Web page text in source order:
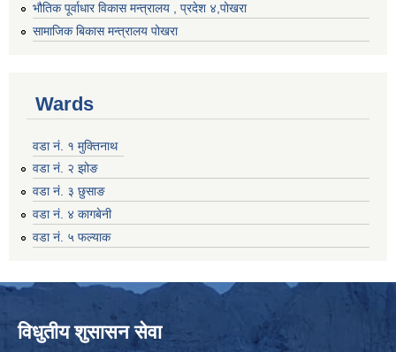
भौतिक पूर्वाधार विकास मन्त्रालय , प्रदेश ४,पोखरा
सामाजिक बिकास मन्त्रालय पोखरा
Wards
वडा नं. १ मुक्तिनाथ
वडा नं. २ झोङ
वडा नं. ३ छुसाङ
वडा नं. ४ कागबेनी
वडा नं. ५ फल्याक
विधुतीय शुसासन सेवा